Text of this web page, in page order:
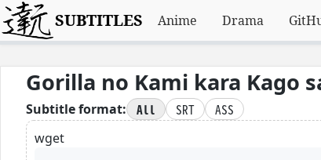
SUBTITLES Anime Drama
Gorilla no Kami kara Kago
Subtitle format: All SRT
ASS
wget